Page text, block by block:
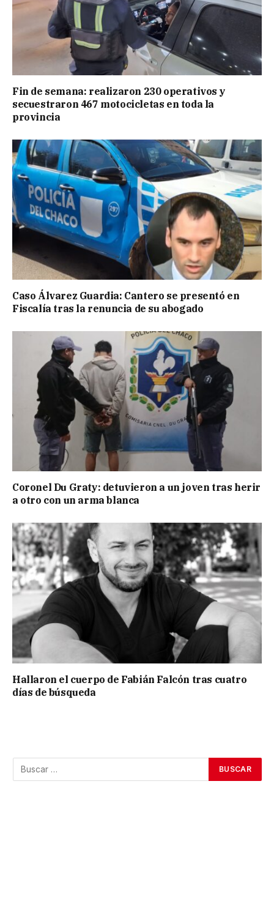
Fin de semana: realizaron 230 operativos y
secuestraron 467 motocicletas en toda la
provincia
Caso Álvarez Guardia: Cantero se presentó en
Fiscalía tras la renuncia de su abogado
Coronel Du Graty: detuvieron a un joven tras herir
a otro con un arma blanca
Hallaron el cuerpo de Fabián Falcón tras cuatro
días de búsqueda